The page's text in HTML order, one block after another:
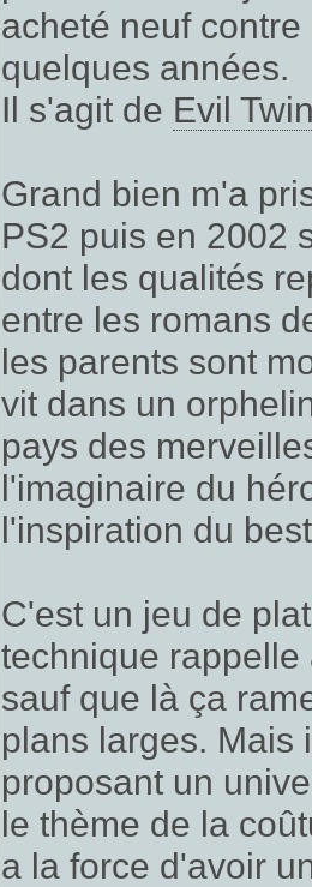
acheté neuf
quelques années.
Il s'agit de Evil
Grand bien m'a
PS2 puis en 2002
dont les qualités
entre les romans
les parents sont
vit dans un
pays des
l'imaginaire du
l'inspiration du
C'est un jeu de
technique
sauf que là ça
plans larges. Mais
proposant un
le thème de la
a la force d'avoir